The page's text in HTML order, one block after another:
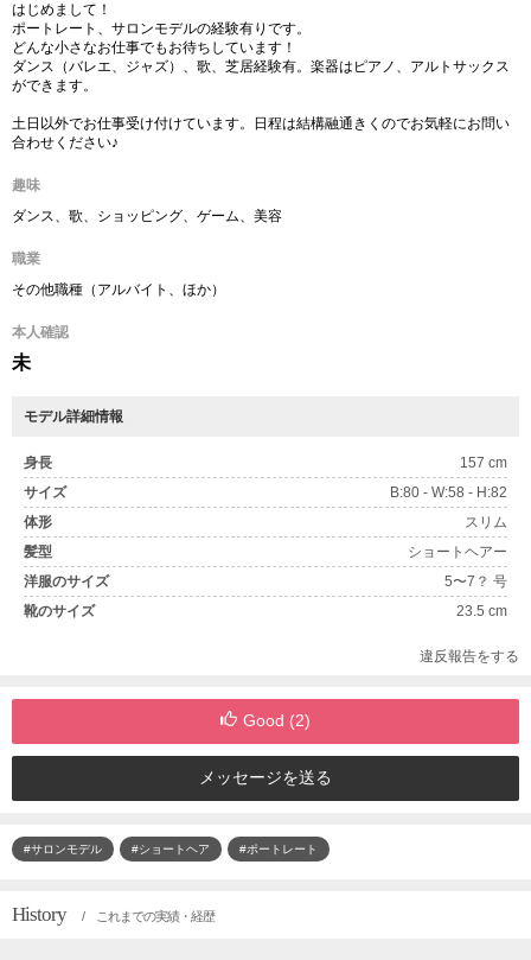
はじめまして！
ポートレート、サロンモデルの経験有りです。
どんな小さなお仕事でもお待ちしています！
ダンス（バレエ、ジャズ）、歌、芝居経験有。楽器はピアノ、アルトサックス
ができます。
土日以外でお仕事受け付けています。日程は結構融通きくのでお気軽にお問い
合わせください♪
趣味
ダンス、歌、ショッピング、ゲーム、美容
職業
その他職種（アルバイト、ほか）
本人確認
未
モデル詳細情報
身長
157 cm
サイズ
B:80 - W:58 - H:82
体形
スリム
髪型
ショートヘアー
洋服のサイズ
5〜7？ 号
靴のサイズ
23.5 cm
違反報告をする
Good (2)
メッセージを送る
#サロンモデル #ショートヘア #ポートレート
History / これまでの実績・経歴